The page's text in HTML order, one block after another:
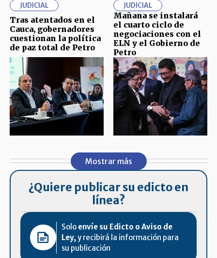
JUDICIAL
Tras atentados en el
Cauca, gobernadores
cuestionan la política
de paz total de Petro
JUDICIAL
Mañana se instalará
el cuarto ciclo de
negociaciones con el
ELN y el Gobierno de
Petro
Mostrar más
¿Quiere publicar su edicto en
línea?
Solo envíe su Edicto o Aviso de
Ley,y recibirá la información para
su publicación